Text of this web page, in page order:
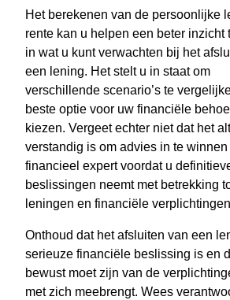
Het berekenen van de persoonlijke
rente kan u helpen een beter inzicht
in wat u kunt verwachten bij het
een lening. Het stelt u in staat om
verschillende scenario’s te
beste optie voor uw financiële
kiezen. Vergeet echter niet dat het
verstandig is om advies in te
financieel expert voordat u
beslissingen neemt met betrekking
leningen en financiële
Onthoud dat het afsluiten van een
serieuze financiële beslissing is en
bewust moet zijn van de
met zich meebrengt. Wees